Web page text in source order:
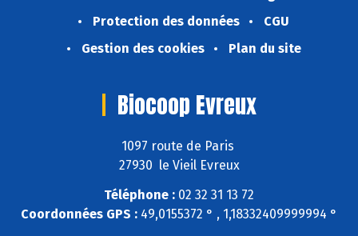
Protection des données
CGU
Gestion des cookies
Plan du site
Biocoop Evreux
1097 route de Paris
27930 le Vieil Evreux
Téléphone : 02 32 31 13 72
Coordonnées GPS : 49,0155372 ° , 1,18332409999994 °